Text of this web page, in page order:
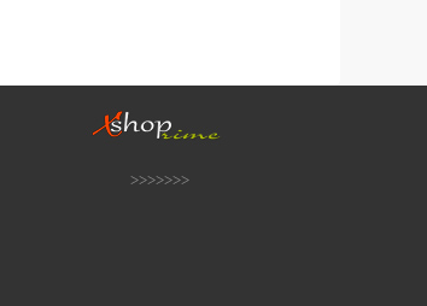
<<<<<<<